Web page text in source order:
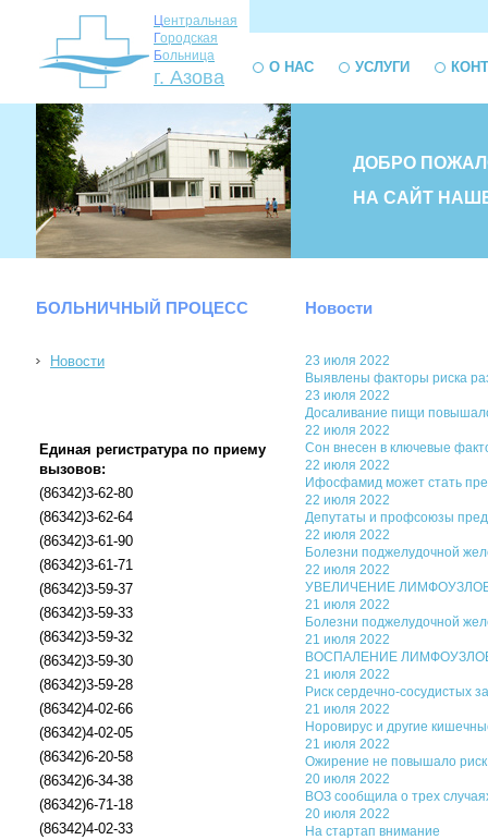
Центральная
Городская
Больница
г. Азова О НАС УСЛУГИ
ДОБРО
НА САЙТ
БОЛЬНИЧНЫЙ ПРОЦЕСС
Новости
Единая регистратура по приему
вызовов:
(86342)3-62-80
(86342)3-62-64
(86342)3-61-90
(86342)3-61-71
(86342)3-59-37
(86342)3-59-33
(86342)3-59-32
(86342)3-59-30
(86342)3-59-28
(86342)4-02-66
(86342)4-02-05
(86342)6-20-58
(86342)6-34-38
(86342)6-71-18
(86342)4-02-33
Новости
23 июля 2022
Выявлены факторы риска
23 июля 2022
Досаливание пищи
22 июля 2022
Сон внесен в ключевые
22 июля 2022
Ифосфамид может стать
22 июля 2022
Депутаты и профсоюзы
22 июля 2022
Болезни поджелудочной
22 июля 2022
УВЕЛИЧЕНИЕ
21 июля 2022
Болезни поджелудочной
21 июля 2022
ВОСПАЛЕНИЕ
21 июля 2022
Риск сердечно-сосудистых
21 июля 2022
Норовирус и другие
21 июля 2022
Ожирение не повышало
20 июля 2022
ВОЗ сообщила о трех
20 июля 2022
На стартап внимание